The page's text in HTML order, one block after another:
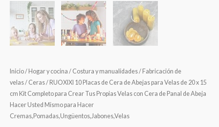
Inicio/ Hogar y cocina / Costura y manualidades/ Fabricación de
velas/ Ceras/ RUOXIXI 10 Placas de Cera de Abejas para Velas de 20 x 15
cm Kit Completo para Crear Tus Propias Velas con Cera de Panal de Abeja
Hacer Usted Mismo para Hacer
Cremas,Pomadas,Ungüentos,Jabones,Velas